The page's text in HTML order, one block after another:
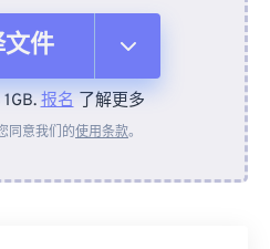
文件
报名了解更多
同意我们的使用条款。